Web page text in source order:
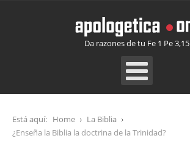
Da razones de tu Fe 1 Pe 3,15
Está aquí: Home
La Biblia
¿Enseña la Biblia la doctrina de la Trinidad?